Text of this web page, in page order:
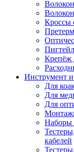
Кроссы
Крепёж
Инструмент
Для
Для
Для
Наборы
кабелей